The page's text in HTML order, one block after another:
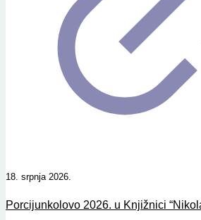
18. srpnja 2026.
Porcijunkolovo 2026. u Knjižnici